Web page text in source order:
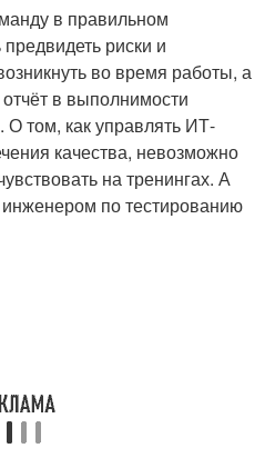
в правильном
риски и
во время работы, а
в выполнимости
О том, как управлять ИТ-
качества, невозможно
на тренингах. А
по тестированию